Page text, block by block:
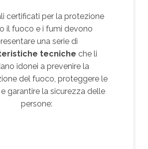
certificati per la protezione
il fuoco e i fumi devono
una serie di
tecniche che li
idonei a prevenire la
del fuoco, proteggere le
garantire la sicurezza delle
persone: